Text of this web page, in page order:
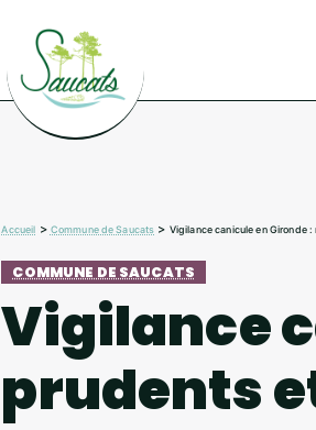
Accueil > Commune de Saucats > Vigilance canicule en Gironde
COMMUNE DE SAUCATS
Vigilance
prudents